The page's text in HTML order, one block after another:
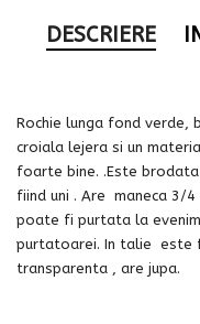
DESCRIERE
Rochie lunga fond
croiala lejera si un
foarte bine. .Este
fiind uni . Are maneca 3/
poate fi purtata la
purtatoarei. In talie este
transparenta , are jupa.